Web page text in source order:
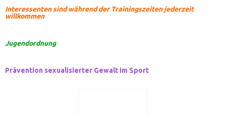
Interessenten sind während der Trainingszeiten jederzeit
willkommen
Jugendordnung
Prävention sexualisierter Gewalt im Sport